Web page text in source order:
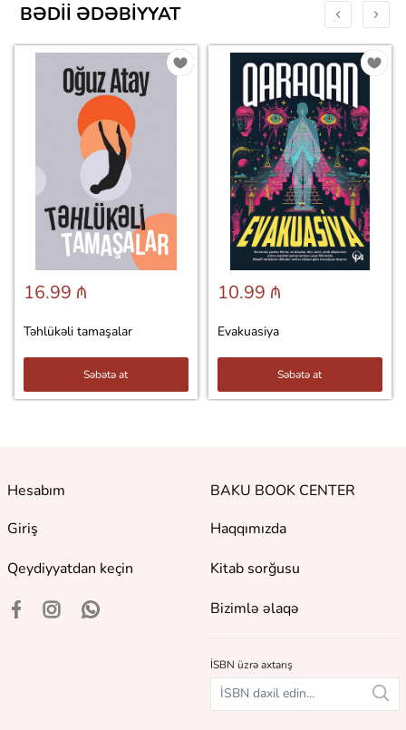
BƏDII ƏDƏBIYYAT
16.99 ₼
Təhlükəli tamaşalar
Səbətə at
10.99 ₼
Evakuasiya
Səbətə at
Hesabım
Giriş
Qeydiyyatdan keçin
BAKU BOOK CENTER
Haqqımızda
Kitab sorğusu
Bizimlə əlaqə
İSBN üzrə axtarış